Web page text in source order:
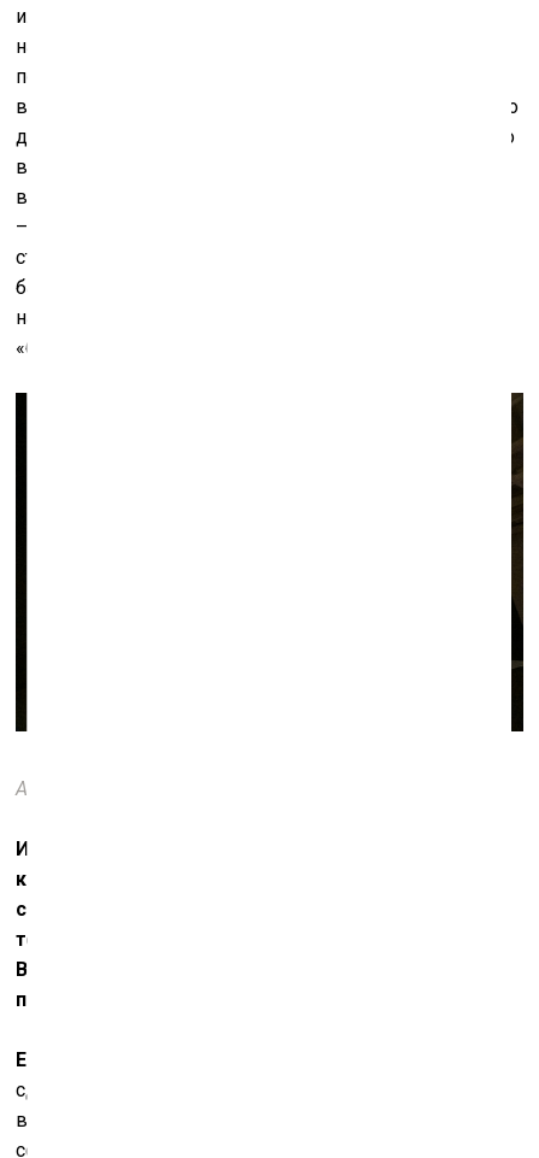
или даже образы тоталитарной эстетики – всё живо и
находит новое применение к современным
потребностям. Является ли то, что мы видим сейчас
вокруг себя, «необарокко»? По нашему ощущению, это
действительно так. Барокко свойственен избыток, оно
выражается в очевидном доминировании
визуального. Продолжаются разного рода экспрессии
– телесные, композиционные. По-моему, эта
стилистика ещё не претворилась в рококо, и большие
барочные формы ещё длятся. Как определил рококо
наш преподаватель истории искусств в институте –
«барокко без костей», но пока что оно с костями.
AES+F. Action Half-Life.
Искусство
когда каждый следующий проект выполнен
совершеннее предыдущего. Какой следующий
технический рекорд вы планируете поставить?
Возможно, вас привлекает интерактивность
произведения?
Е.С.:
сделали в
в Москве в центре современного искусства «Марс», и
сейчас он демонстрируется в специальном разделе